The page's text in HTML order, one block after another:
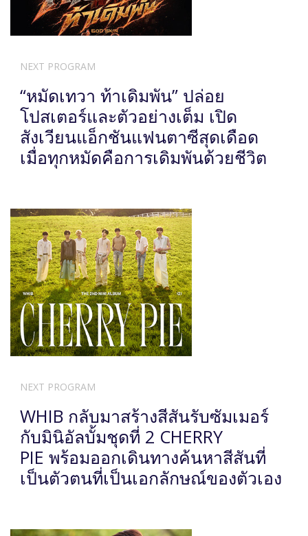
NEXT PROGRAM
“หมัดเทวา ท้าเดิมพัน” ปล่อย
โปสเตอร์และตัวอย่างเต็ม เปิด
สังเวียนแอ็กชันแฟนตาซีสุดเดือด
เมื่อทุกหมัดคือการเดิมพันด้วยชีวิต
NEXT PROGRAM
WHIB กลับมาสร้างสีสันรับซัมเมอร์
กับมินิอัลบั้มชุดที่ 2 CHERRY
PIE พร้อมออกเดินทางค้นหาสีสันที่
เป็นตัวตนที่เป็นเอกลักษณ์ของตัวเอง